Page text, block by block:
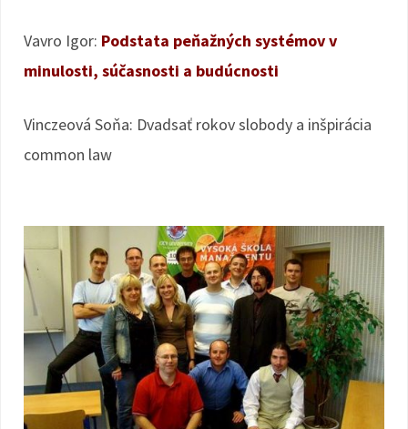
Vavro Igor: Podstata peňažných systémov v
minulosti, súčasnosti a budúcnosti
Vinczeová Soňa: Dvadsať rokov slobody a inšpirácia
common law